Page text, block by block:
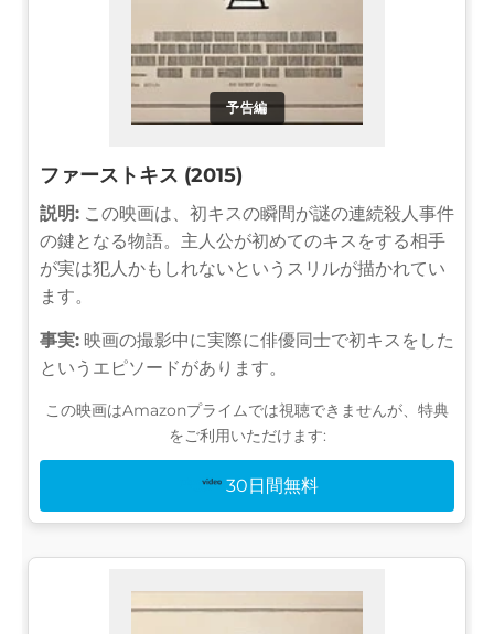
予告編
ファーストキス (2015)
説明: この映画は、初キスの瞬間が謎の連続殺人事件
の鍵となる物語。主人公が初めてのキスをする相手
が実は犯人かもしれないというスリルが描かれてい
ます。
事実: 映画の撮影中に実際に俳優同士で初キスをした
というエピソードがあります。
この映画はAmazonプライムでは視聴できませんが、特典
をご利用いただけます:
30日間無料